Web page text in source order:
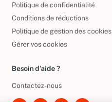
Politique de confidentialité
Conditions de réductions
Politique de gestion des cookies
Gérer vos cookies
Besoin d'aide ?
Contactez-nous